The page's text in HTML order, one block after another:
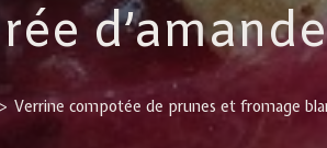
d’amande
> Verrine compotée de prunes et fromage